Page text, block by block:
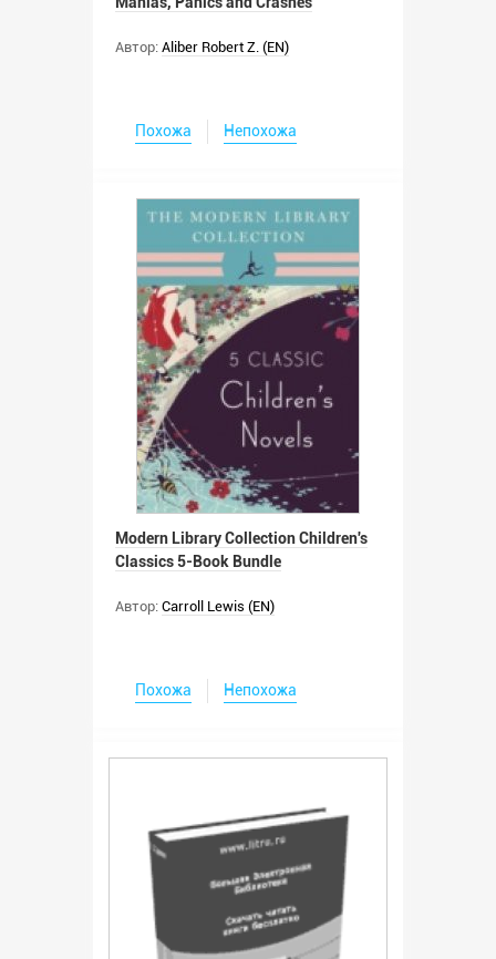
Автор: Aliber Robert Z. (EN)
Похожа Непохожа
Modern Library Collection Children's
Classics 5-Book Bundle
Автор: Carroll Lewis (EN)
Похожа Непохожа